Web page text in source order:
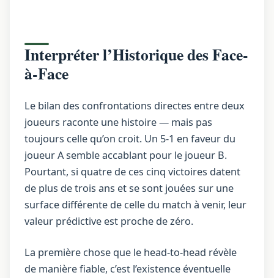
Interpréter l’Historique des Face-
à-Face
Le bilan des confrontations directes entre deux
joueurs raconte une histoire — mais pas
toujours celle qu’on croit. Un 5-1 en faveur du
joueur A semble accablant pour le joueur B.
Pourtant, si quatre de ces cinq victoires datent
de plus de trois ans et se sont jouées sur une
surface différente de celle du match à venir, leur
valeur prédictive est proche de zéro.
La première chose que le head-to-head révèle
de manière fiable, c’est l’existence éventuelle